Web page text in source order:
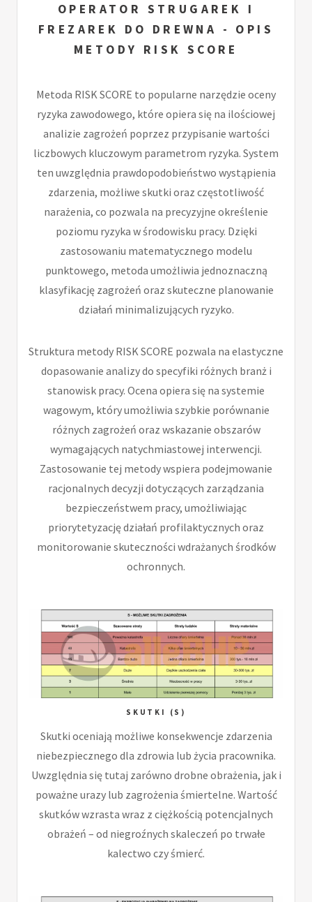
OPERATOR STRUGAREK I
FREZAREK DO DREWNA - OPIS
METODY RISK SCORE
Metoda RISK SCORE to popularne narzędzie oceny
ryzyka zawodowego, które opiera się na ilościowej
analizie zagrożeń poprzez przypisanie wartości
liczbowych kluczowym parametrom ryzyka. System
ten uwzględnia prawdopodobieństwo wystąpienia
zdarzenia, możliwe skutki oraz częstotliwość
narażenia, co pozwala na precyzyjne określenie
poziomu ryzyka w środowisku pracy. Dzięki
zastosowaniu matematycznego modelu
punktowego, metoda umożliwia jednoznaczną
klasyfikację zagrożeń oraz skuteczne planowanie
działań minimalizujących ryzyko.
Struktura metody RISK SCORE pozwala na elastyczne
dopasowanie analizy do specyfiki różnych branż i
stanowisk pracy. Ocena opiera się na systemie
wagowym, który umożliwia szybkie porównanie
różnych zagrożeń oraz wskazanie obszarów
wymagających natychmiastowej interwencji.
Zastosowanie tej metody wspiera podejmowanie
racjonalnych decyzji dotyczących zarządzania
bezpieczeństwem pracy, umożliwiając
priorytetyzację działań profilaktycznych oraz
monitorowanie skuteczności wdrażanych środków
ochronnych.
SKUTKI (S)
Skutki oceniają możliwe konsekwencje zdarzenia
niebezpiecznego dla zdrowia lub życia pracownika.
Uwzględnia się tutaj zarówno drobne obrażenia, jak i
poważne urazy lub zagrożenia śmiertelne. Wartość
skutków wzrasta wraz z ciężkością potencjalnych
obrażeń – od niegroźnych skaleczeń po trwałe
kalectwo czy śmierć.